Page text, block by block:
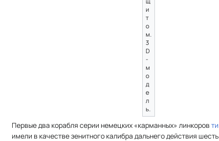
и
т
о
м.
3
D
-
м
о
д
е
л
ь.
Первые два корабля серии немецких «карманных» линкоров
имели в качестве зенитного калибра дальнего действия